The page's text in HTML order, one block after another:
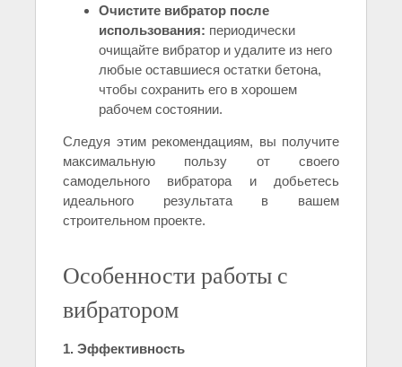
Очистите вибратор после
использования: периодически
очищайте вибратор и удалите из него
любые оставшиеся остатки бетона,
чтобы сохранить его в хорошем
рабочем состоянии.
Следуя этим рекомендациям, вы получите
максимальную пользу от своего
самодельного вибратора и добьетесь
идеального результата в вашем
строительном проекте.
Особенности работы с
вибратором
1. Эффективность